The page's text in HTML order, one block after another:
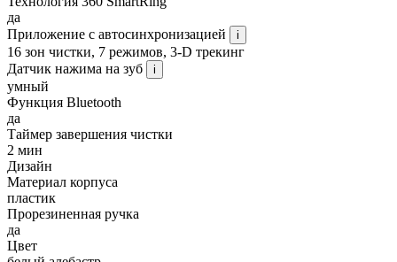
да
Приложение с автосинхронизацией
i
16 зон чистки, 7 режимов, 3-D трекинг
Датчик нажима на зуб
i
умный
Функция Bluetooth
да
Таймер завершения чистки
2 мин
Дизайн
Материал корпуса
пластик
Прорезиненная ручка
да
Цвет